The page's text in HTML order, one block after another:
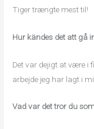
Tiger trængte mest til!
Hur kändes det att gå
Det var dejigt at være i
arbejde jeg har lagt i
Vad var det tror du